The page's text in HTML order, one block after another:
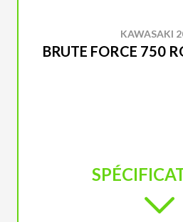
KAWASAKI
BRUTE FORCE 750